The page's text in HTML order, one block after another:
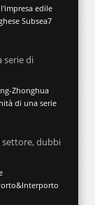
edile
Subsea7
serie di
Zhonghua
di una serie
settore, dubbi